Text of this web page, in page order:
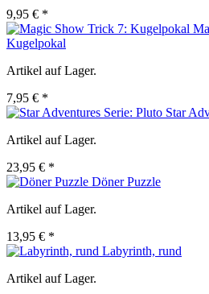
9,95 € *
Kugelpokal
Artikel auf Lager.
7,95 € *
Star
Artikel auf Lager.
23,95 € *
Döner Puzzle
Artikel auf Lager.
13,95 € *
Labyrinth, rund
Artikel auf Lager.